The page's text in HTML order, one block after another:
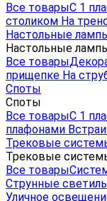
Все товарыС 1
столиком На
Настольные
Настольные
Все товары
прищепке На
Споты
Споты
Все товарыС 1
плафонами
Трековые
Трековые
Все товары
Струнные
Уличное